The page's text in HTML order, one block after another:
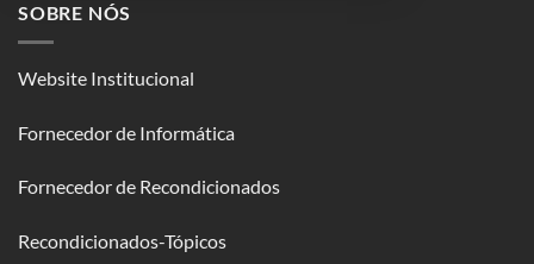
SOBRE NÓS
Website Institucional
Fornecedor de Informática
Fornecedor de Recondicionados
Recondicionados-Tópicos